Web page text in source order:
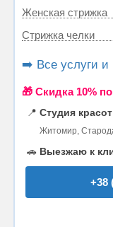
Женская стрижка
Стрижка челки
➡️ Все услуги и
🎁 Cкидка 10%
📍 Студия
Житомир,
🚗 Выезжаю к
+38